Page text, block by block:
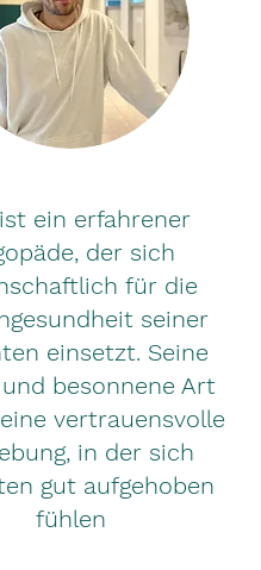
ein erfahrener
der sich
für die
seiner
einsetzt. Seine
besonnene Art
vertrauensvolle
in der sich
gut aufgehoben
fühlen